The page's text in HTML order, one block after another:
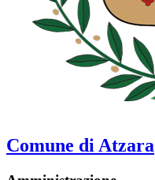
Comune di Atzara